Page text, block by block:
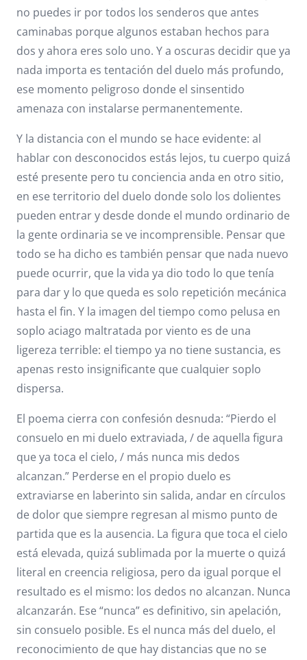
no puedes ir por todos los senderos que antes
caminabas porque algunos estaban hechos para
dos y ahora eres solo uno. Y a oscuras decidir que ya
nada importa es tentación del duelo más profundo,
ese momento peligroso donde el sinsentido
amenaza con instalarse permanentemente.
Y la distancia con el mundo se hace evidente: al
hablar con desconocidos estás lejos, tu cuerpo quizá
esté presente pero tu conciencia anda en otro sitio,
en ese territorio del duelo donde solo los dolientes
pueden entrar y desde donde el mundo ordinario de
la gente ordinaria se ve incomprensible. Pensar que
todo se ha dicho es también pensar que nada nuevo
puede ocurrir, que la vida ya dio todo lo que tenía
para dar y lo que queda es solo repetición mecánica
hasta el fin. Y la imagen del tiempo como pelusa en
soplo aciago maltratada por viento es de una
ligereza terrible: el tiempo ya no tiene sustancia, es
apenas resto insignificante que cualquier soplo
dispersa.
El poema cierra con confesión desnuda: “Pierdo el
consuelo en mi duelo extraviada, / de aquella figura
que ya toca el cielo, / más nunca mis dedos
alcanzan.” Perderse en el propio duelo es
extraviarse en laberinto sin salida, andar en círculos
de dolor que siempre regresan al mismo punto de
partida que es la ausencia. La figura que toca el cielo
está elevada, quizá sublimada por la muerte o quizá
literal en creencia religiosa, pero da igual porque el
resultado es el mismo: los dedos no alcanzan. Nunca
alcanzarán. Ese “nunca” es definitivo, sin apelación,
sin consuelo posible. Es el nunca más del duelo, el
reconocimiento de que hay distancias que no se